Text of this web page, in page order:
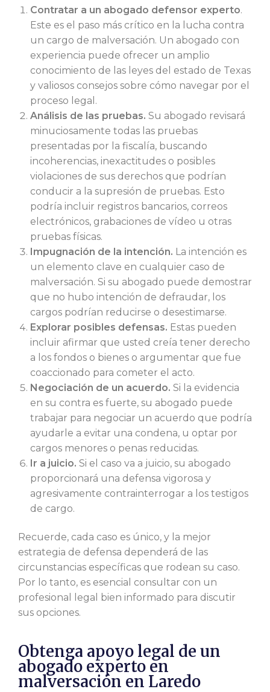
Contratar a un abogado defensor experto.
Este es el paso más crítico en la lucha contra
un cargo de malversación. Un abogado con
experiencia puede ofrecer un amplio
conocimiento de las leyes del estado de Texas
y valiosos consejos sobre cómo navegar por el
proceso legal.
Análisis de las pruebas. Su abogado revisará
minuciosamente todas las pruebas
presentadas por la fiscalía, buscando
incoherencias, inexactitudes o posibles
violaciones de sus derechos que podrían
conducir a la supresión de pruebas. Esto
podría incluir registros bancarios, correos
electrónicos, grabaciones de vídeo u otras
pruebas físicas.
Impugnación de la intención. La intención es
un elemento clave en cualquier caso de
malversación. Si su abogado puede demostrar
que no hubo intención de defraudar, los
cargos podrían reducirse o desestimarse.
Explorar posibles defensas. Estas pueden
incluir afirmar que usted creía tener derecho
a los fondos o bienes o argumentar que fue
coaccionado para cometer el acto.
Negociación de un acuerdo. Si la evidencia
en su contra es fuerte, su abogado puede
trabajar para negociar un acuerdo que podría
ayudarle a evitar una condena, u optar por
cargos menores o penas reducidas.
Ir a juicio. Si el caso va a juicio, su abogado
proporcionará una defensa vigorosa y
agresivamente contrainterrogar a los testigos
de cargo.
Recuerde, cada caso es único, y la mejor
estrategia de defensa dependerá de las
circunstancias específicas que rodean su caso.
Por lo tanto, es esencial consultar con un
profesional legal bien informado para discutir
sus opciones.
Obtenga apoyo legal de un
abogado experto en
malversación en Laredo